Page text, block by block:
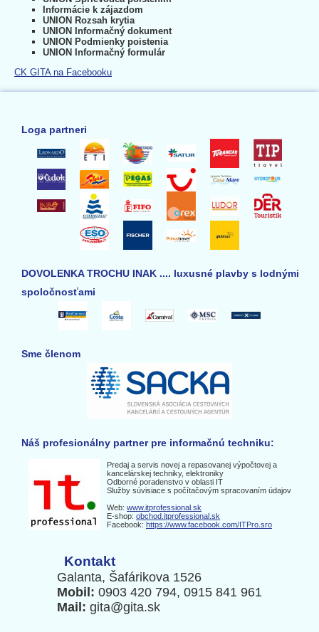
Informácie k zájazdom
UNION Rozsah krytia
UNION Informačný dokument
UNION Podmienky poistenia
UNION Informačný formulár
CK GITA na Facebooku
Loga partneri
DOVOLENKA TROCHU INAK .... luxusné plavby s lodnými
spoločnosťami
Sme členom
Náš profesionálny partner pre informačnú techniku:
Predaj a servis novej a repasovanej výpočtovej a
kancelárskej techniky, elektroniky
Odborné poradenstvo v oblasti IT
Služby súvisiace s počítačovým spracovaním údajov
Web: www.itprofessional.sk
E-shop: obchod.itprofessional.sk
Facebook: https://www.facebook.com/ITPro.sro
Kontakt
Galanta, Šafárikova 1526
Mobil: 0903 420 794, 0915 841 961
Mail: gita@gita.sk